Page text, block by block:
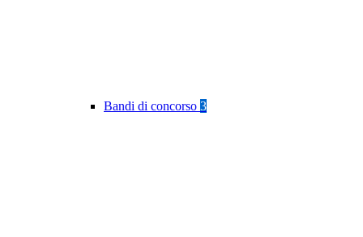
Bandi di concorso 3